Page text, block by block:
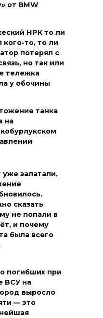
от BMW
НРК то ли
то, то ли
потерял с
но так или
тележка
у обочины
танка
на
уже залатали,
сказать
не попали в
и почему
была всего
погибших при
ВСУ на
выросло
— это